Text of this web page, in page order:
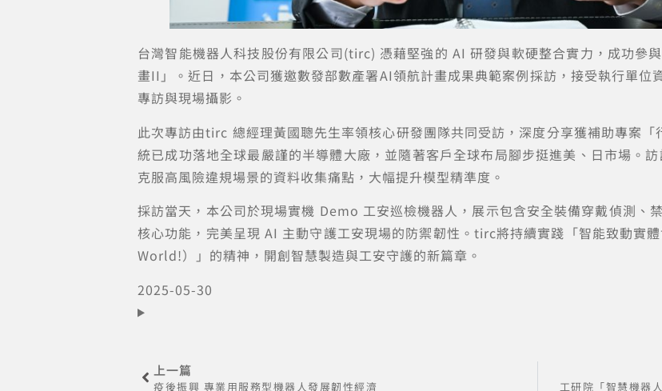
台灣智能機器人科技股份有限公司(tirc) 憑藉堅強的 AI 研發與軟硬整合實力，成功參
畫II」。近日，本公司獲邀數發部數產署AI領航計畫成果典範案例採訪，接受執行單位
專訪與現場攝影。
此次專訪由tirc 總經理黃國聰先生率領核心研發團隊共同受訪，深度分享獲補助專案
統已成功落地全球最嚴謹的半導體大廠，並隨著客戶全球布局腳步挺進美、日市場。
克服高風險違規場景的資料收集痛點，大幅提升模型精準度。
採訪當天，本公司於現場實機 Demo 工安巡檢機器人，展示包含安全裝備穿戴偵測、
核心功能，完美呈現 AI 主動守護工安現場的防禦韌性。tirc將持續實踐「智能致動
World!）」的精神，開創智慧製造與工安守護的新篇章。
2025-05-30
上一篇
疫後振興 專業用服務型機器人發展韌性經濟 工研院「智慧機器